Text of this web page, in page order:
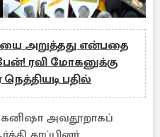
இடைக்காலத் தடை உத்தரவு